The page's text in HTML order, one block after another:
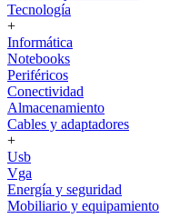
Tecnología
+
Informática
Notebooks
Periféricos
Conectividad
Almacenamiento
Cables y adaptadores
+
Usb
Vga
Energía y seguridad
Mobiliario y equipamiento